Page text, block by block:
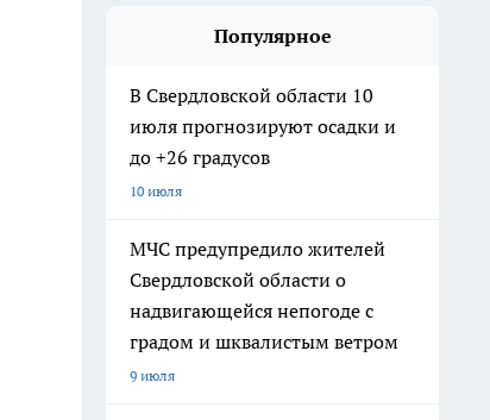
Популярное
В Свердловской области 10
июля прогнозируют осадки и
до +26 градусов
10 июля
МЧС предупредило жителей
Свердловской области о
надвигающейся непогоде с
градом и шквалистым ветром
9 июля